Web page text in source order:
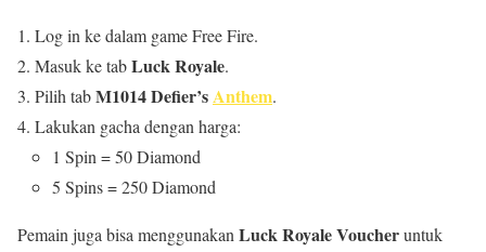
Log in ke dalam game Free Fire.
Masuk ke tabLuck Royale.
Pilih tabM1014 Defier’sAnthem.
Lakukan gacha dengan harga:
1 Spin = 50 Diamond
5 Spins = 250 Diamond
Pemain juga bisa menggunakan Luck Royale Voucheruntuk